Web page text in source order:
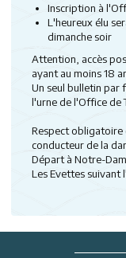
Inscription à
L'heureux élu
dimanche soir
Attention, accès
ayant au moins 18
Un seul bulletin par
l'urne de l'Office de
Respect obligatoire
conducteur de la
Départ à Notre-
Les Evettes suivant